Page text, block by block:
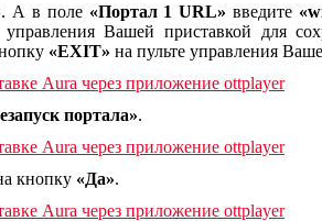
. А в поле «Портал 1 URL» введите
управления Вашей приставкой для
«EXIT» на пульте управления
портала».
кнопку «Да».